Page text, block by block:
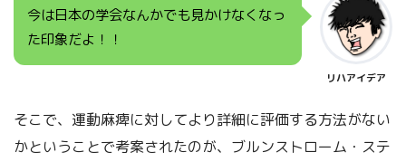
今は日本の学会なんかでも見かけなくなっ
た印象だよ！！
リハアイデア
そこで、運動麻痺に対してより詳細に評価する方法がない
かということで考案されたのが、ブルンストローム・ステ